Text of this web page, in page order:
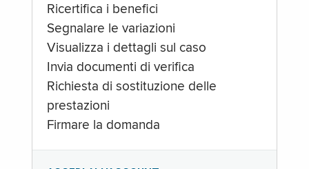
Ricertifica i benefici
Segnalare le variazioni
Visualizza i dettagli sul caso
Invia documenti di verifica
Richiesta di sostituzione delle
prestazioni
Firmare la domanda